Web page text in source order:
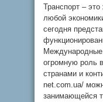
Транспорт –
любой
сегодня
Международные
огромную роль
странами и
net.com.ua/
занимающейся